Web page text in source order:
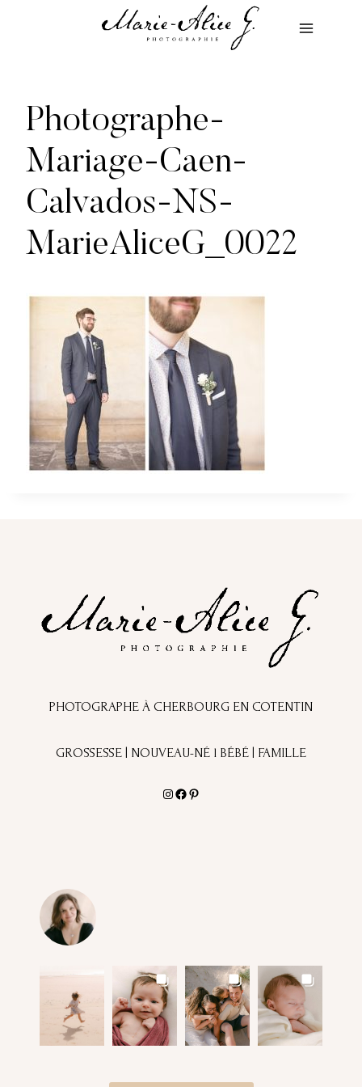
Photographe-
Mariage-Caen-
Calvados-NS-
MarieAliceG_0022
PHOTOGRAPHE À CHERBOURG EN COTENTIN
GROSSESSE | NOUVEAU-NÉ l BÉBÉ | FAMILLE
Instagram
Facebook
Pinterest